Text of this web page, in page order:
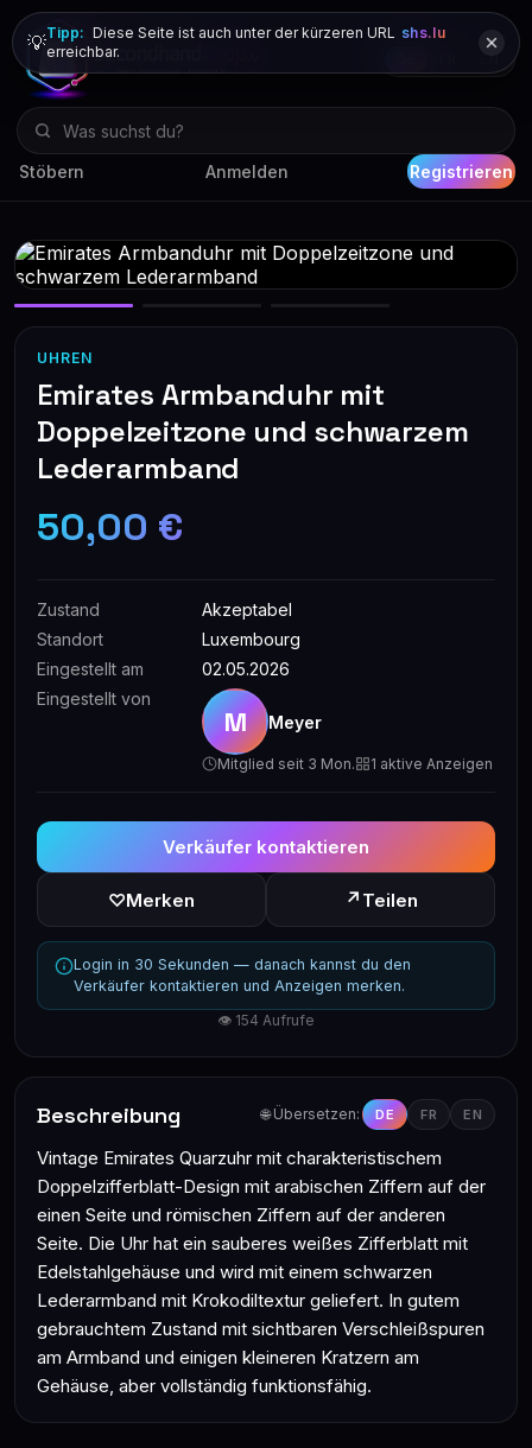
Stöbern Anmelden Registrieren
💡Tipp: Diese Seite ist auch unter der kürzeren URL shs.lu
erreichbar.
UHREN
Emirates Armbanduhr mit
Doppelzeitzone und schwarzem
Lederarmband
50,00 €
Zustand
Akzeptabel
Standort
Luxembourg
Eingestellt am
02.05.2026
Eingestellt von
M Meyer
Mitglied seit 3 Mon. 1 aktive Anzeigen
Verkäufer kontaktieren
♡Merken ↗ Teilen
Login in 30 Sekunden — danach kannst du den
Verkäufer kontaktieren und Anzeigen merken.
👁 154 Aufrufe
Beschreibung 🌐 Übersetzen: DE FR EN
Vintage Emirates Quarzuhr mit charakteristischem
Doppelzifferblatt-Design mit arabischen Ziffern auf der
einen Seite und römischen Ziffern auf der anderen
Seite. Die Uhr hat ein sauberes weißes Zifferblatt mit
Edelstahlgehäuse und wird mit einem schwarzen
Lederarmband mit Krokodiltextur geliefert. In gutem
gebrauchtem Zustand mit sichtbaren Verschleißspuren
am Armband und einigen kleineren Kratzern am
Gehäuse, aber vollständig funktionsfähig.